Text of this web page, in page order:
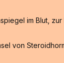
im Blut,
von